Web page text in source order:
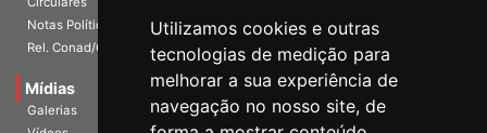
Utilizamos cookies e outras
tecnologias de medição para
melhorar a sua experiência de
navegação no nosso site, de
Notas Políticas
Rel. Conad/Congresso
Mídias
Galerias